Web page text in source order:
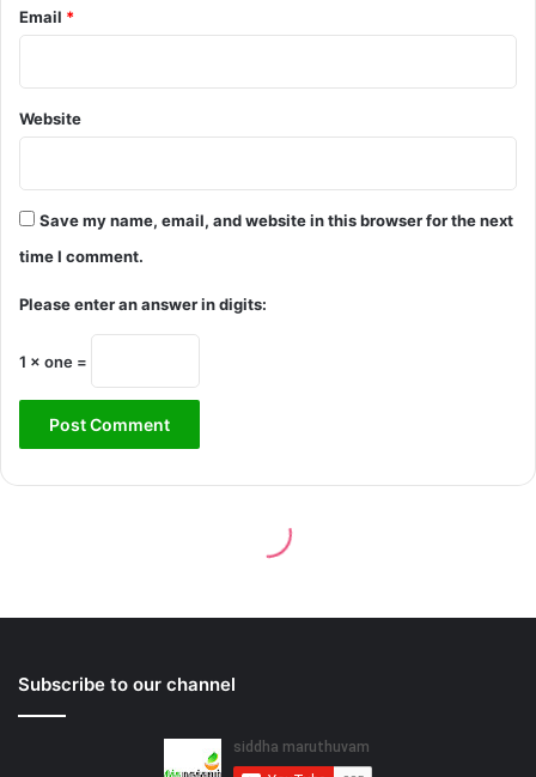
Subscribe to our channel